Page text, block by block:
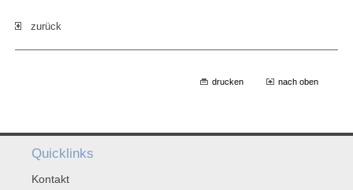
zurück
drucken nach oben
Quicklinks
Kontakt